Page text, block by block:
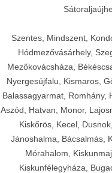
Szentes, Mindszent,
Hódmezővásárhely,
Mezőkovácsháza,
Nyergesújfalu, Kismaros,
Balassagyarmat, Romhány,
Aszód, Hatvan, Monor,
Kiskőrös, Kecel,
Jánoshalma, Bácsalmás,
Mórahalom,
Kiskunfélegyháza,